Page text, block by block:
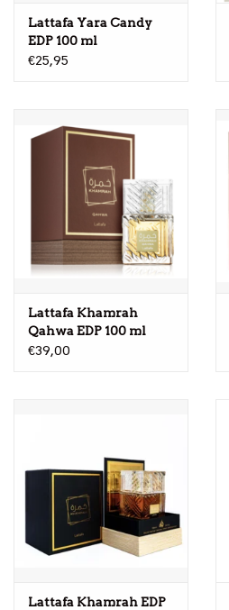
Lattafa Yara Candy
EDP 100 ml
€25,95
Lattafa Khamrah
Qahwa EDP 100 ml
€39,00
Lattafa Khamrah EDP